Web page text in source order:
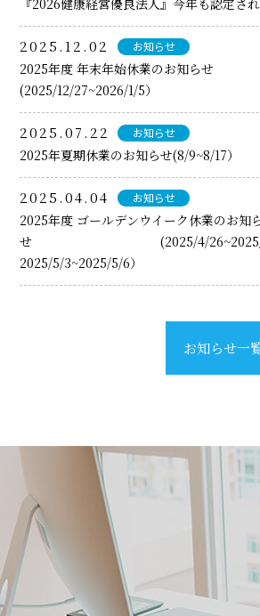
2025.12.02 お知らせ
2025年度 年末年始休業のお知らせ
(2025/12/27~2026/1/5）
2025.07.22 お知らせ
2025年夏期休業のお知らせ(8/9~8/17）
2025.04.04 お知らせ
2025年度 ゴールデンウイーク休業のお知
せ (2025/4/26~2025/
2025/5/3~2025/5/6）
お知らせ一